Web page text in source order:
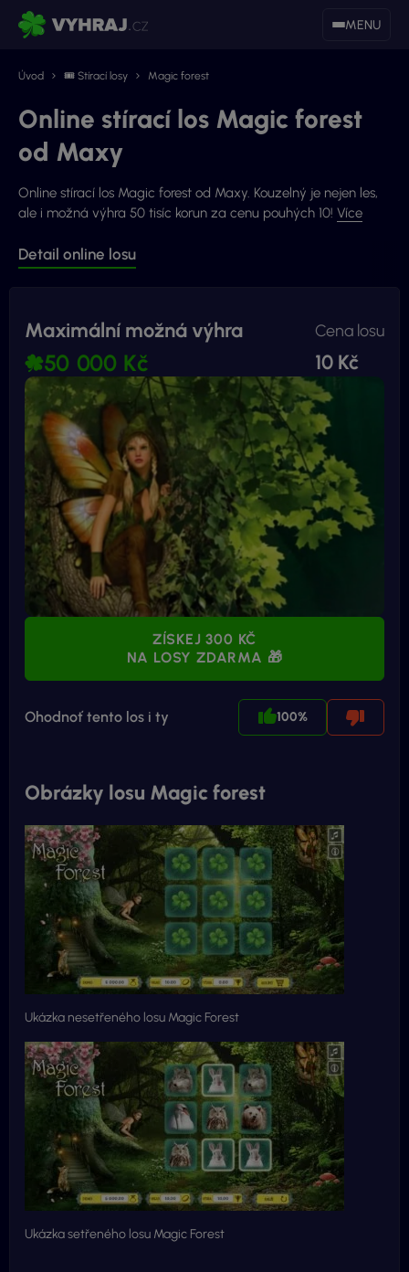
MENU
Úvod 🎟 Stírací losy Magic forest
Online stírací los Magic forest
od Maxy
Online stírací los Magic forest od Maxy. Kouzelný je nejen les,
ale i možná výhra 50 tisíc korun za cenu pouhých 10! Více
Detail online losu
Maximální možná výhra
50 000 Kč
Cena losu
10 Kč
ZÍSKEJ 300 KČ
NA LOSY ZDARMA 🎁
Ohodnoť tento los i ty 100%
Obrázky losu Magic forest
Ukázka nesetřeného losu Magic Forest
Ukázka setřeného losu Magic Forest